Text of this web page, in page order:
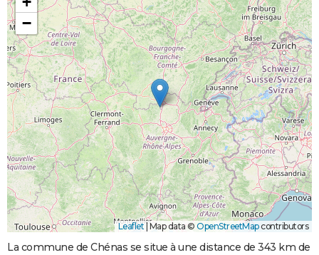
−
Leaflet |Map data © OpenStreetMapcontributors
La commune de Chénas se situe à une distance de 343 km de